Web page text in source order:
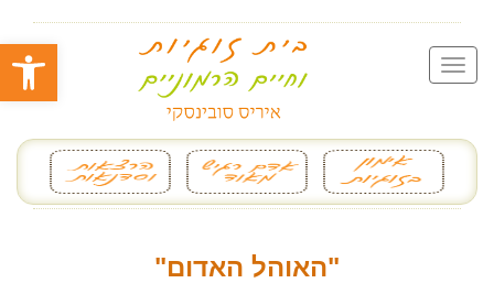
פתח
"האוהל האדום"